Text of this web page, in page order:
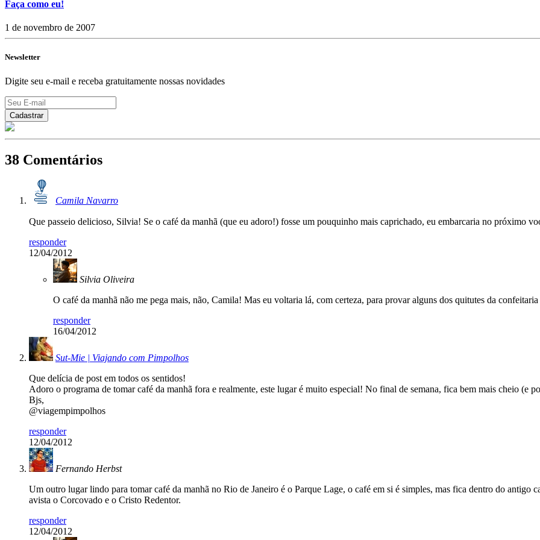
Faça como eu!
1 de novembro de 2007
Newsletter
Digite seu e-mail e receba gratuitamente nossas novidades
38 Comentários
Camila Navarro
Que passeio delicioso, Silvia! Se o café da manhã (que eu adoro!) fosse um pouquinho mais caprichado, eu embarcaria no próximo
responder
12/04/2012
Silvia Oliveira
O café da manhã não me pega mais, não, Camila! Mas eu voltaria lá, com certeza, para provar alguns dos quitutes da
responder
16/04/2012
Sut-Mie | Viajando com Pimpolhos
Que delícia de post em todos os sentidos!
Adoro o programa de tomar café da manhã fora e realmente, este lugar é muito especial! No final de semana, fica bem mais cheio (e
Bjs,
@viagempimpolhos
responder
12/04/2012
Fernando Herbst
Um outro lugar lindo para tomar café da manhã no Rio de Janeiro é o Parque Lage, o café em si é simples, mas fica dentro do antigo
avista o Corcovado e o Cristo Redentor.
responder
12/04/2012